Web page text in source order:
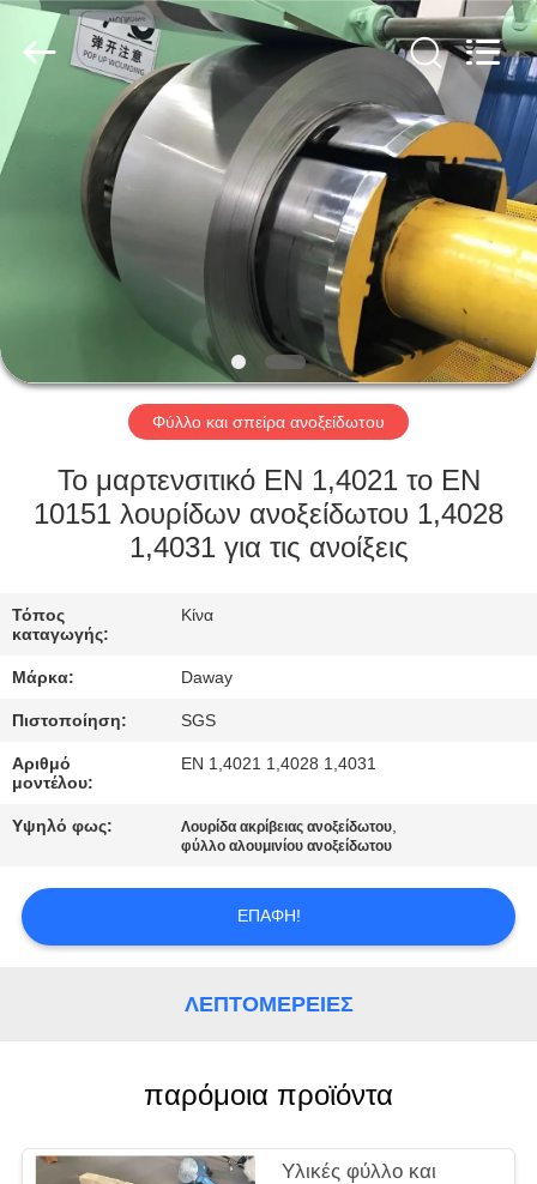
ΣΠΊΤΙ
ΠΡΟΪΌΝΤΑ
ΒΊΝΤΕΟ
ΠΕΡΊΠΟΥ
ΕΜΕΊΣ
ΓΎΡΟΣ
ΕΡΓΟΣΤΑΣΊΩΝ
ΈΛΕΓΧΟΣ
ΜΑΣ
ΕΛΆΤΕ
ΣΕ
ΕΠΑΦΉ
ΖΗΤΉΣΤΕ
ΑΠΌΣΠΑΣΜΑ
SITEMAP
PRIVACY
Special
Rights
Reserved.
Φύλλο και σπείρα ανοξείδωτου
Το μαρτενσιτικό EN 1,4021 το EN
10151 λουρίδων ανοξείδωτου 1,4028
1,4031 για τις ανοίξεις
Τόπος
καταγωγής:
Κίνα
Μάρκα: Daway
Πιστοποίηση: SGS
Αριθμό
μοντέλου:
EN 1,4021 1,4028 1,4031
Υψηλό φως: Λουρίδα ακρίβειας ανοξείδωτου,
φύλλο αλουμινίου ανοξείδωτου
ΕΠΑΦΉ!
ΛΕΠΤΟΜΈΡΕΙΕΣ
παρόμοια προϊόντα
Υλικές φύλλο και